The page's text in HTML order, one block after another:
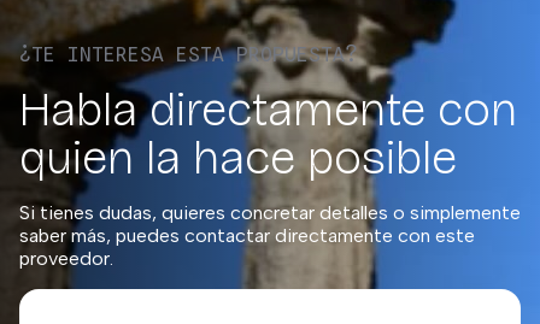
¿TE INTERESA ESTA PROPUESTA?
Habla directamente con
quien la hace posible
Si tienes dudas, quieres concretar detalles o simplemente
saber más, puedes contactar directamente con este
proveedor.